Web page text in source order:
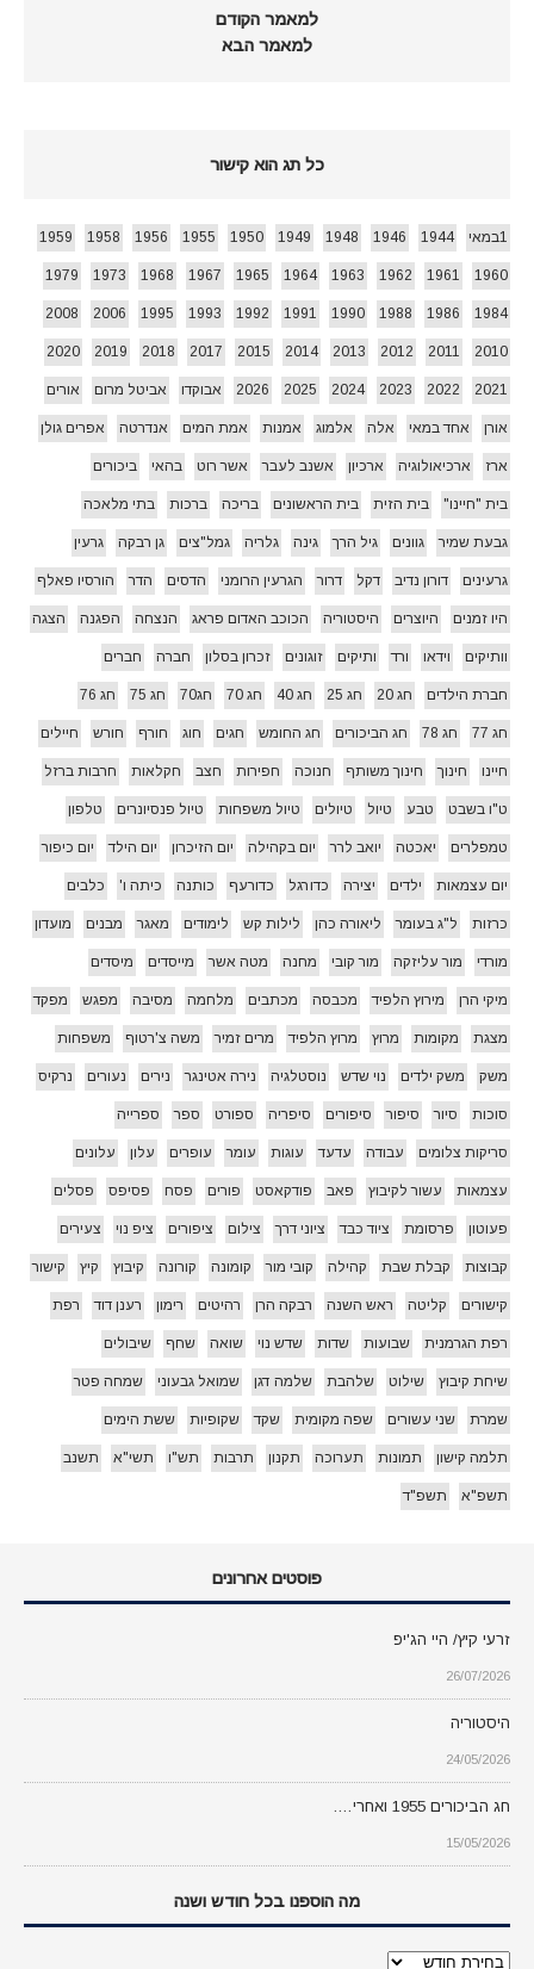
למאמר הקודם
למאמר הבא
כל תג הוא קישור
1במאי 1944
1946
1948
1949
1950
1955
1956
1958
1959
1960
1961
1962
1963
1964
1965
1967
1968
1973
1979
1984
1986
1988
1990
1991
1992
1993
1995
2006
2008
2010
2011
2012
2013
2014
2015
2017
2018
2019
2020
2021
2022
2023
2024
2025
2026 אבוקדו אביטל מרום אורים
אורן אחד במאי אלה אלמוג אמנות אמת המים אנדרטה אפרים גולן
ארז ארכיאולוגיה ארכיון אשנב לעבר אשר רוט בהאי ביכורים
בית "חיינו" בית הזית בית הראשונים בריכה ברכות בתי מלאכה
גבעת שמיר גוונים גיל הרך גינה גלריה גמל"צים גן רבקה גרעין
גרעינים דורון נדיב דקל דרור הגרעין הרומני הדסים הדר הורסיו פאלף
היו זמנים היוצרים היסטוריה הכוכב האדום פראג הנצחה הפגנה הצגה
וותיקים וידאו ורד ותיקים זוגונים זכרון בסלון חברה חברים
חברת הילדים חג 20 חג 25 חג 40 חג 70 חג70 חג 75 חג 76
חג 77 חג 78 חג הביכורים חג החומש חגים חוג חורף חורש חיילים
חיינו חינוך חינוך משותף חנוכה חפירות חצב חקלאות חרבות ברזל
ט"ו בשבט טבע טיול טיולים טיול משפחות טיול פנסיונרים טלפון
טמפלרים יאכטה יואב לרר יום בקהילה יום הזיכרון יום הילד יום כיפור
יום עצמאות ילדים יצירה כדורגל כדורעף כותנה כיתה ו' כלבים
כרזות ל"ג בעומר ליאורה כהן לילות קש לימודים מאגר מבנים מועדון
מורדי מור עליזקה מור קובי מחנה מטה אשר מייסדים מיסדים
מיקי הרן מירוץ הלפיד מכבסה מכתבים מלחמה מסיבה מפגש מפקד
מצגת מקומות מרוץ מרוץ הלפיד מרים זמיר משה צ'רטוף משפחות
משק משק ילדים נוי שדש נוסטלגיה נירה אטינגר נירים נעורים נרקיס
סוכות סיור סיפור סיפורים סיפריה ספורט ספר ספרייה
סריקות צלומים עבודה עדעד עוגות עומר עופרים עלון עלונים
עצמאות עשור לקיבוץ פאב פודקאסט פורים פסח פסיפס פסלים
פעוטון פרסומת ציוד כבד ציוני דרך צילום ציפורים ציפ נוי צעירים
קבוצות קבלת שבת קהילה קובי מור קומונה קורונה קיבוץ קיץ קישור
קישורים קליטה ראש השנה רבקה הרן רהיטים רימון רענן דוד רפת
רפת הגרמנית שבועות שדות שדש נוי שואה שחף שיבולים
שיחת קיבוץ שילוט שלהבת שלמה דגן שמואל גבעוני שמחה פטר
שמרת שני עשורים שפה מקומית שקד שקופיות ששת הימים
תלמה קישון תמונות תערוכה תקנון תרבות תש"ו תשי"א תשנב
תשפ"א תשפ"ד
פוסטים אחרונים
זרעי קיץ/ היי הג'יפ
26/07/2026
היסטוריה
24/05/2026
חג הביכורים 1955 ואחרי….
15/05/2026
מה הוספנו בכל חודש ושנה
מה